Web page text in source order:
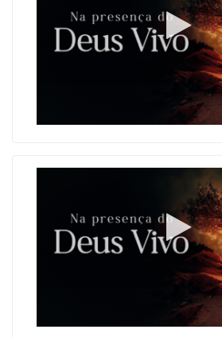
Como a oração abre as
Do medo que esconde ao